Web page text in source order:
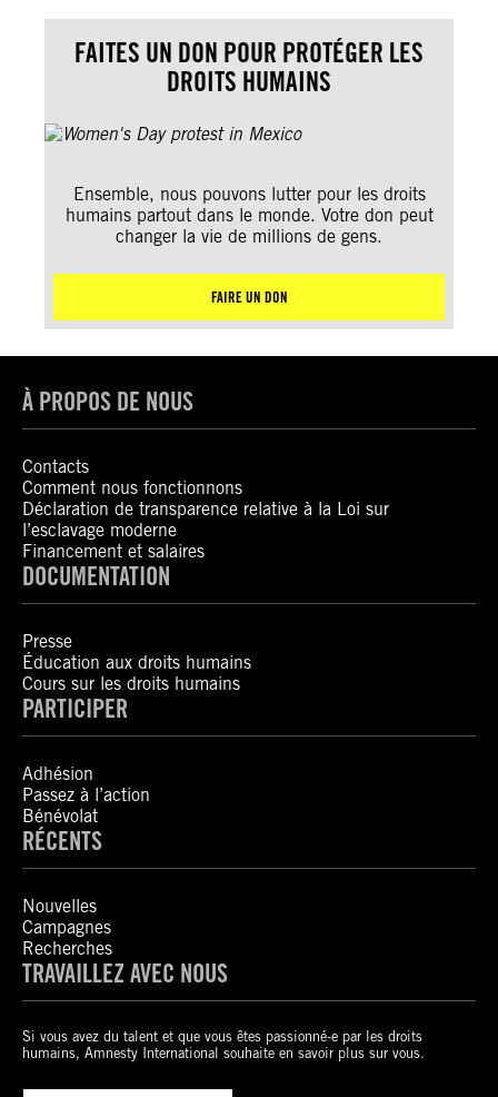
FAITES UN DON POUR PROTÉGER LES
DROITS HUMAINS
Ensemble, nous pouvons lutter pour les droits
humains partout dans le monde. Votre don peut
changer la vie de millions de gens.
FAIRE UN DON
À PROPOS DE NOUS
Contacts
Comment nous fonctionnons
Déclaration de transparence relative à la Loi sur
l’esclavage moderne
Financement et salaires
DOCUMENTATION
Presse
Éducation aux droits humains
Cours sur les droits humains
PARTICIPER
Adhésion
Passez à l’action
Bénévolat
RÉCENTS
Nouvelles
Campagnes
Recherches
TRAVAILLEZ AVEC NOUS
Si vous avez du talent et que vous êtes passionné-e par les droits
humains, Amnesty International souhaite en savoir plus sur vous.